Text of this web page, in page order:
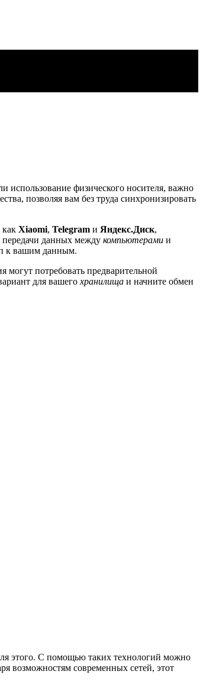
использование физического носителя, важно
позволяя вам без труда синхронизировать
Xiaomi, Telegram и Яндекс.Диск,
данных между компьютерами и
к вашим данным.
могут потребовать предварительной
для вашего хранилища и начните обмен
этого. С помощью таких технологий можно
возможностям современных сетей, этот